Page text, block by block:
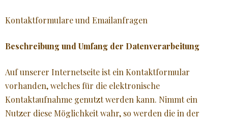
Kontaktformulare und Emailanfragen
Beschreibung und Umfang der Datenverarbeitung
Auf unserer Internetseite ist ein Kontaktformular
vorhanden, welches für die elektronische
Kontaktaufnahme genutzt werden kann. Nimmt ein
Nutzer diese Möglichkeit wahr, so werden die in der